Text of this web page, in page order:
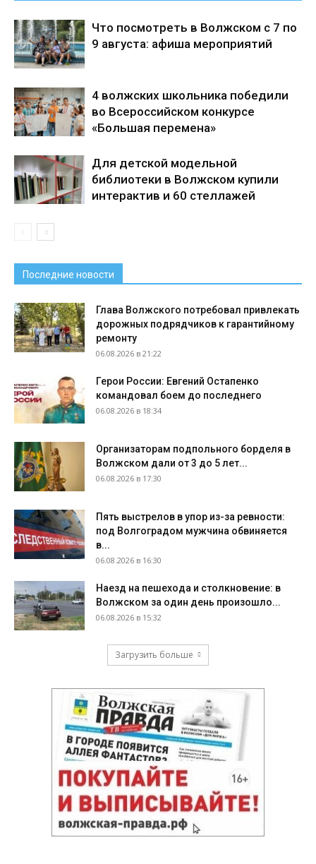
Что посмотреть в Волжском с 7 по
9 августа: афиша мероприятий
4 волжских школьника победили
во Всероссийском конкурсе
«Большая перемена»
Для детской модельной
библиотеки в Волжском купили
интерактив и 60 стеллажей
Последние новости
Глава Волжского потребовал привлекать
дорожных подрядчиков к гарантийному
ремонту
06.08.2026 в 21:22
Герои России: Евгений Остапенко
командовал боем до последнего
06.08.2026 в 18:34
Организаторам подпольного борделя в
Волжском дали от 3 до 5 лет...
06.08.2026 в 17:30
Пять выстрелов в упор из-за ревности:
под Волгоградом мужчина обвиняется
в...
06.08.2026 в 16:30
Наезд на пешехода и столкновение: в
Волжском за один день произошло...
06.08.2026 в 15:32
Загрузить больше